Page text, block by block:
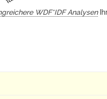
WDF*IDF Analysen